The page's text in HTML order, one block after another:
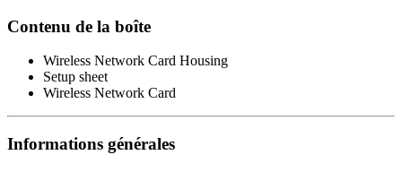
Contenu de la boîte
Wireless Network Card Housing
Setup sheet
Wireless Network Card
Informations générales